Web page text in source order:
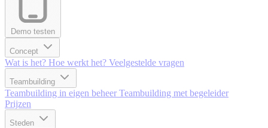
Demo testen
Concept
Wat is het? Hoe werkt het? Veelgestelde vragen
Teambuilding
Teambuilding in eigen beheer Teambuilding met begeleider
Prijzen
Steden